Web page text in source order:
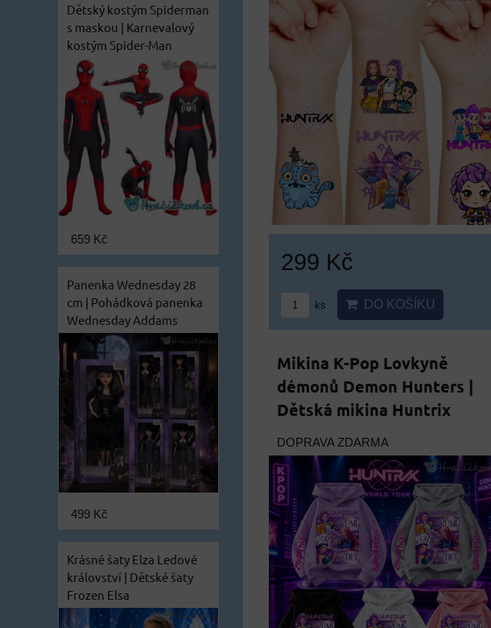
299 Kč
ks DO KOŠÍKU
Mikina K-Pop Lovkyně
démonů Demon Hunters |
Dětská mikina Huntrix
DOPRAVA ZDARMA
Dětský kostým Spiderman
s maskou | Karnevalový
kostým Spider-Man
659 Kč
Panenka Wednesday 28
cm | Pohádková panenka
Wednesday Addams
499 Kč
Krásné šaty Elza Ledové
království | Dětské šaty
Frozen Elsa